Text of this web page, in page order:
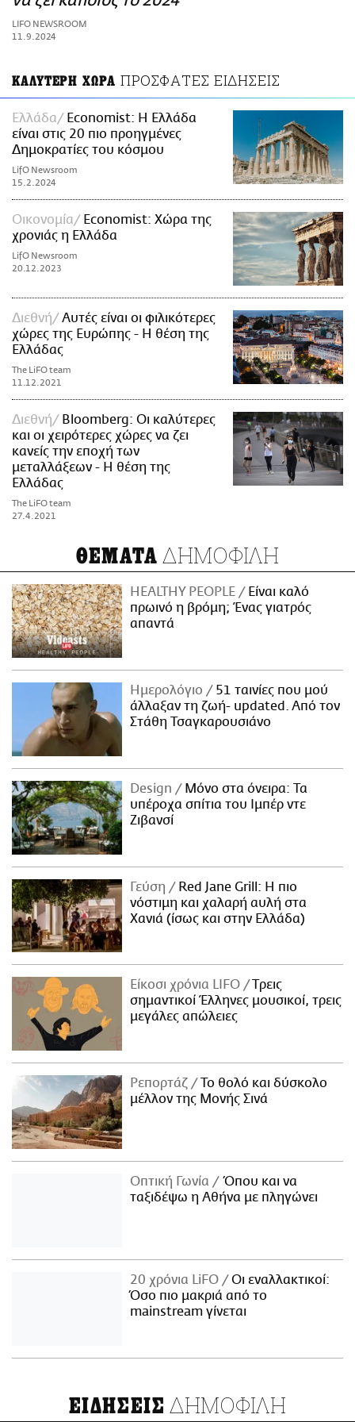
ΑΜΠΑ
PRINT
LIFO NEWSROOM
11.9.2024
ΚΑΛΥΤΕΡΗ ΧΩΡΑ ΠΡΟΣΦΑΤΕΣ ΕΙΔΗΣΕΙΣ
Ελλάδα
Economist: Η Ελλάδα
είναι στις 20 πιο προηγμένες
Δημοκρατίες του κόσμου
LifO Newsroom
15.2.2024
Οικονομία
Economist: Χώρα της
χρονιάς η Ελλάδα
LifO Newsroom
20.12.2023
Διεθνή
Αυτές είναι οι φιλικότερες
χώρες της Ευρώπης - Η θέση της
Ελλάδας
The LiFO team
11.12.2021
Διεθνή
Bloomberg: Οι καλύτερες
και οι χειρότερες χώρες να ζει
κανείς την εποχή των
μεταλλάξεων - Η θέση της
Ελλάδας
The LiFO team
27.4.2021
ΘΕΜΑΤΑ ΔΗΜΟΦΙΛΗ
HEALTHY PEOPLE
Είναι καλό
πρωινό η βρόμη; Ένας γιατρός
απαντά
Ημερολόγιο
51 ταινίες που μού
άλλαξαν τη ζωή- updated. Aπό τον
Στάθη Τσαγκαρουσιάνο
Design
Μόνο στα όνειρα: Τα
υπέροχα σπίτια του Ιμπέρ ντε
Ζιβανσί
Γεύση
Red Jane Grill: Η πιο
νόστιμη και χαλαρή αυλή στα
Χανιά (ίσως και στην Ελλάδα)
Είκοσι χρόνια LIFO
Tρεις
σημαντικοί Έλληνες μουσικοί, τρεις
μεγάλες απώλειες
Ρεπορτάζ
Το θολό και δύσκολο
μέλλον της Μονής Σινά
Οπτική Γωνία
Όπου και να
ταξιδέψω η Αθήνα με πληγώνει
20 χρόνια LiFO
Οι εναλλακτικοί:
Όσο πιο μακριά από το
mainstream γίνεται
ΕΙΔΗΣΕΙΣ ΔΗΜΟΦΙΛΗ